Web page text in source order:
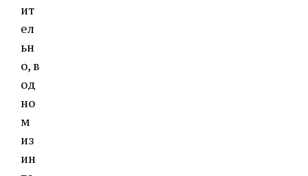
ит
ел
ьн
о, в
од
но
м
из
ин